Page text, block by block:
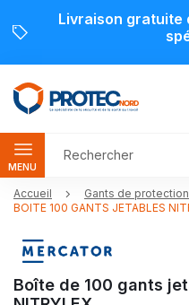
Livraison gratuite
MENU
Accueil
Gants de protection
BOITE 100 GANTS JETABLES
Boîte de 100 gants